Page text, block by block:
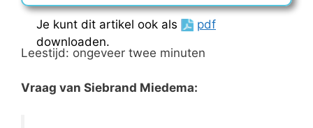
Je kunt dit artikel ook als
pdf
downloaden.
Leestijd: ongeveer twee minuten
Vraag van Siebrand Miedema: